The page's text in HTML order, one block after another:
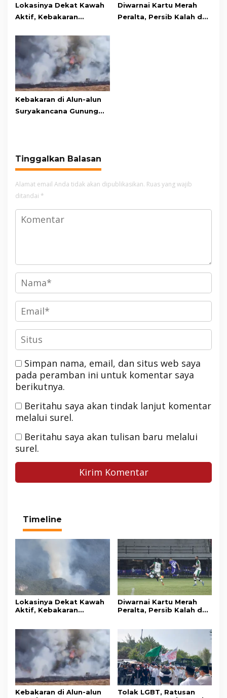
Lokasinya Dekat Kawah
Aktif, Kebakaran
Kawasan Gunung Gede
Pangrango
Diwarnai Kartu Merah
Peralta, Persib Kalah dari
Kebakaran di Alun-alun
Suryakancana Gunung
Tinggalkan Balasan
Alamat email Anda tidak akan dipublikasikan. Ruas yang wajib
ditandai *
Simpan nama, email, dan situs web saya
pada peramban ini untuk komentar saya
berikutnya.
Beritahu saya akan tindak lanjut komentar
melalui surel.
Beritahu saya akan tulisan baru melalui
surel.
Timeline
Lokasinya Dekat Kawah
Aktif, Kebakaran
Pangrango
Diwarnai Kartu Merah
Peralta, Persib Kalah dari
Kebakaran di Alun-alun
Tolak LGBT, Ratusan